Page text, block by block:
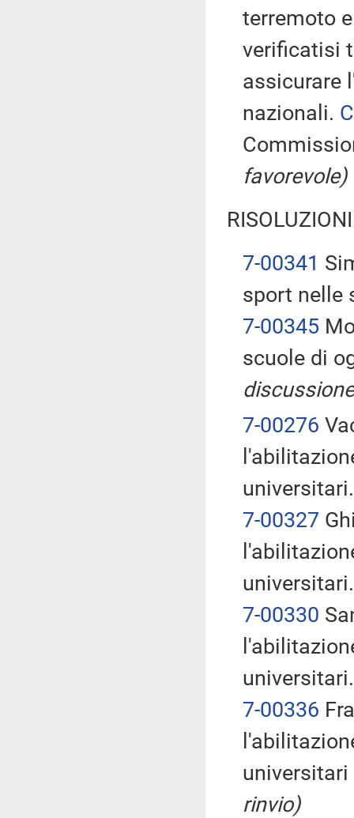
terremoto
verificatisi
assicurare
nazionali.
favorevole)
7-00341
sport nelle
7-00345
scuole di
7-00276
universitari.
7-00327
universitari.
7-00330
universitari.
7-00336
universitari
rinvio)